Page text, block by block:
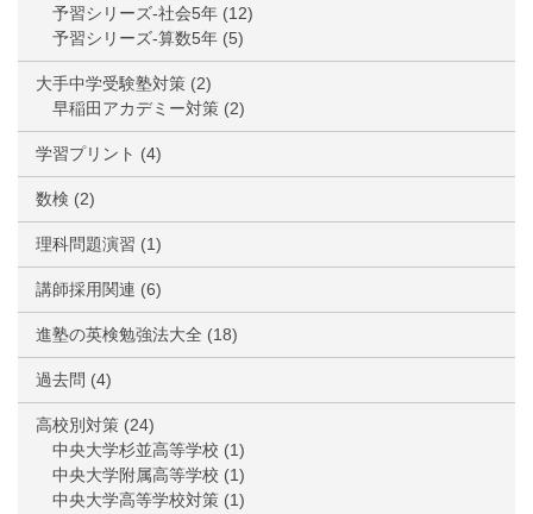
予習シリーズ-社会5年 (12)
予習シリーズ-算数5年 (5)
大手中学受験塾対策 (2)
早稲田アカデミー対策 (2)
学習プリント (4)
数検 (2)
理科問題演習 (1)
講師採用関連 (6)
進塾の英検勉強法大全 (18)
過去問 (4)
高校別対策 (24)
中央大学杉並高等学校 (1)
中央大学附属高等学校 (1)
中央大学高等学校対策 (1)